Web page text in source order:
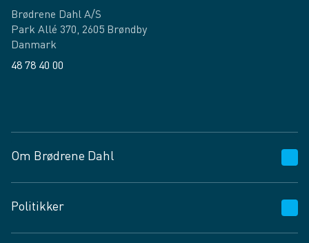
Brødrene Dahl A/S
Park Allé 370, 2605 Brøndby
Danmark
48 78 40 00
Om Brødrene Dahl
Vagttelefon 30 10 89 89
Spørgsmål og svar
Politikker